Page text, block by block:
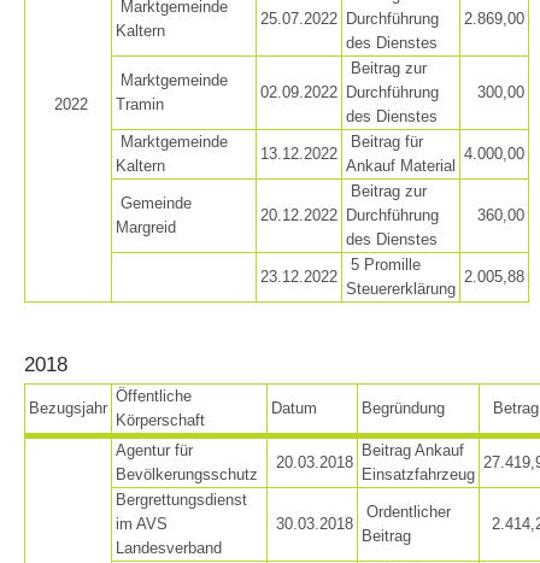
2022
Marktgemeinde
Kaltern
25.07.2022 Durchführung
des Dienstes
2.869,00
Marktgemeinde
Tramin
02.09.2022
Beitrag zur
Durchführung
des Dienstes
300,00
Marktgemeinde
Kaltern
13.12.2022
Beitrag für
Ankauf Material
4.000,00
Gemeinde
Margreid
20.12.2022
Beitrag zur
Durchführung
des Dienstes
360,00
23.12.2022
5 Promille
Steuererklärung
2.005,88
2018
Bezugsjahr
Öffentliche
Körperschaft
Datum Begründung
Agentur für
Bevölkerungsschutz
20.03.2018
Beitrag Ankauf
Einsatzfahrzeug
Bergrettungsdienst
im AVS
Landesverband
30.03.2018
Ordentlicher
Beitrag